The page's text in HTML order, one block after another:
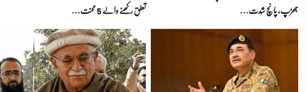
جھڑپ، پانچ شدت… تعلق رکھنے والے 5 محنت…